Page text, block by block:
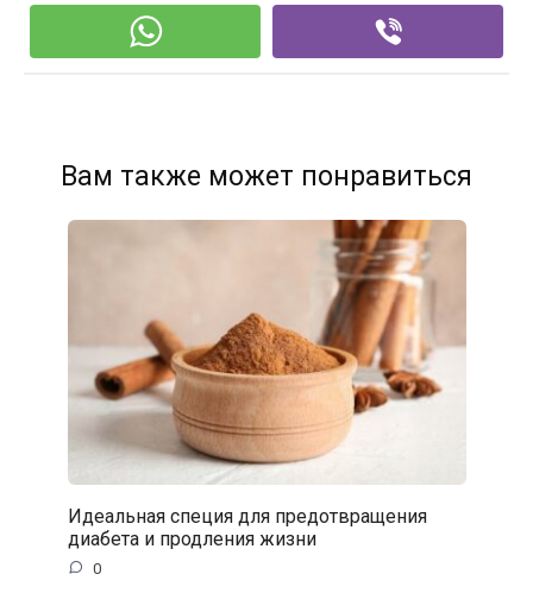
Вам также может понравиться
Идеальная специя для предотвращения
диабета и продления жизни
0